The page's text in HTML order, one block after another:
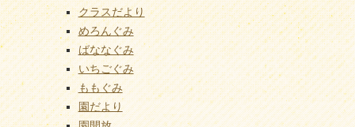
クラスだより
めろんぐみ
ばななぐみ
いちごぐみ
ももぐみ
園だより